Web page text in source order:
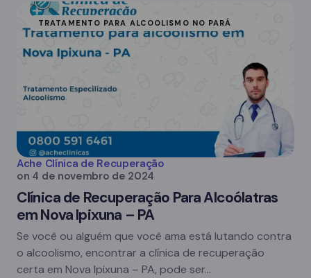
TRATAMENTO PARA ALCOOLISMO NO PARÁ
Ache Clínica de Recuperação
on 4 de novembro de 2024
Clínica de Recuperação Para Alcoólatras
em Nova Ipixuna – PA
Se você ou alguém que você ama está lutando contra
o alcoolismo, encontrar a clínica de recuperação
certa em Nova Ipixuna – PA, pode ser…